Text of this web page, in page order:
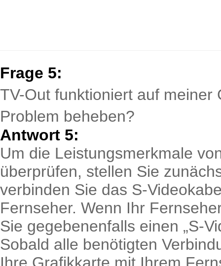
Frage 5:
TV-Out funktioniert auf
Problem beheben?
Antwort 5:
Um die Leistungsmerkmale
überprüfen, stellen Sie
verbinden Sie das S-
Fernseher. Wenn Ihr
Sie gegebenenfalls einen „S-
Sobald alle benötigten